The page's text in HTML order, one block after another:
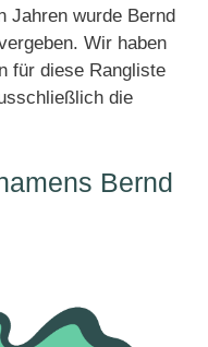
Jahren wurde Bernd
Wir haben
für diese Rangliste
die
Bernd